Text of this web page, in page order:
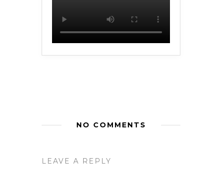
NO COMMENTS
LEAVE A REPLY